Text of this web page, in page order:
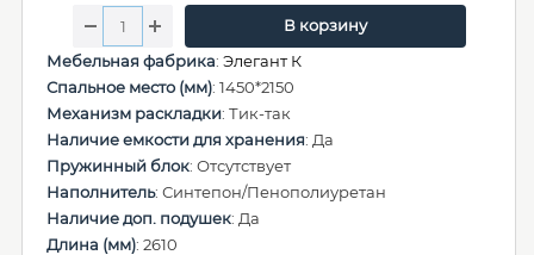
В корзину
Мебельная фабрика: Элегант К
Спальное место (мм): 1450*2150
Механизм раскладки: Тик-так
Наличие емкости для хранения: Да
Пружинный блок: Отсутствует
Наполнитель: Синтепон/Пенополиуретан
Наличие доп. подушек: Да
Длина (мм): 2610